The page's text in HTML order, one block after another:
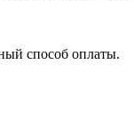
способ оплаты.